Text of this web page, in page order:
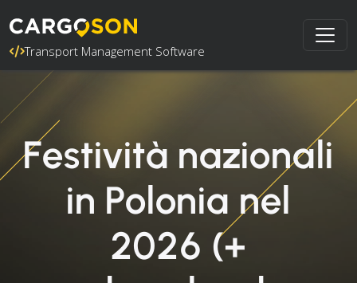
Transport Management Software
Festività nazionali
in Polonia nel
2026 (+